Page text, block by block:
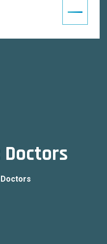
Doctors
Doctors